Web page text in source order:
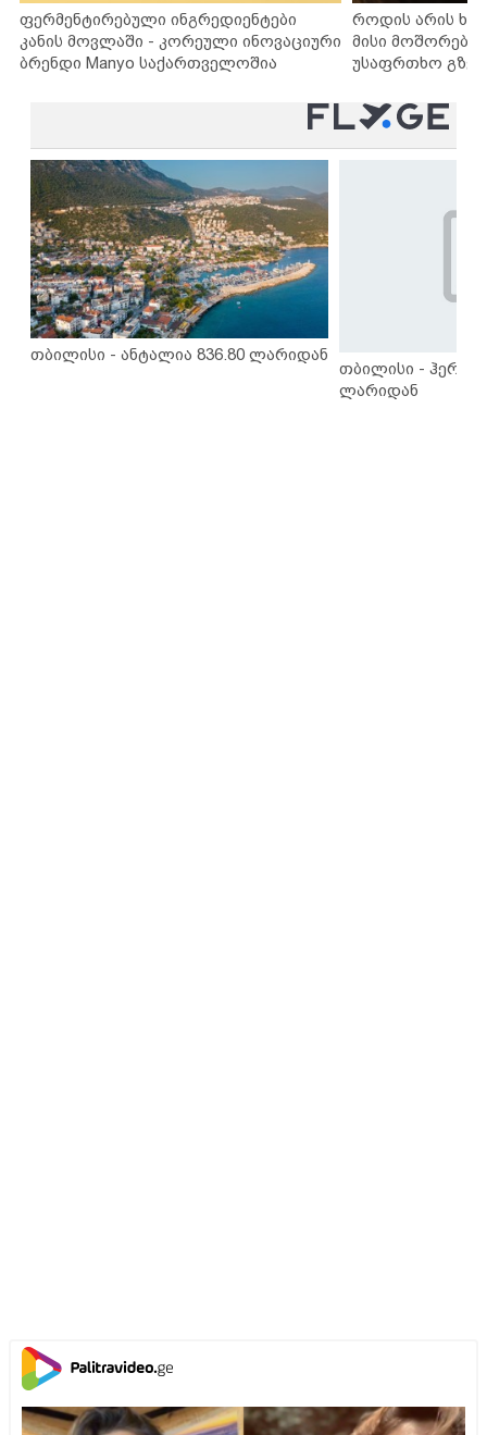
ფერმენტირებული ინგრედიენტები
კანის მოვლაში - კორეული ინოვაციური
ბრენდი Manyo საქართველოშია
როდის არის
მისი
უსაფრთხო
თბილისი - ანტალია 836.80 ლარიდან
თბილისი -
ლარიდან